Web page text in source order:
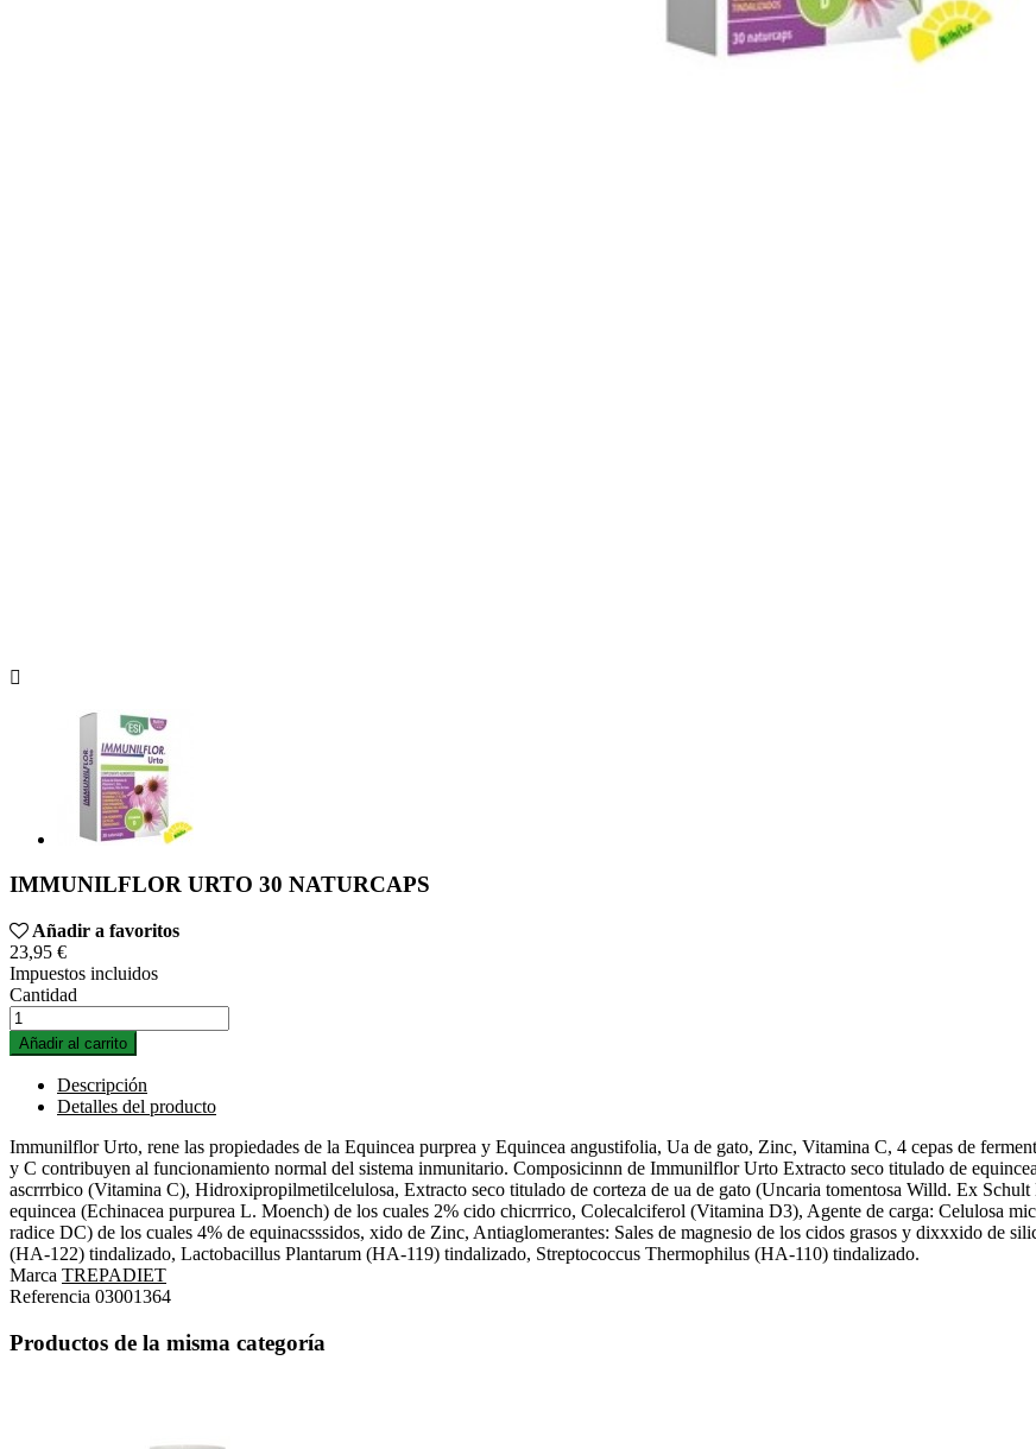

IMMUNILFLOR URTO 30 NATURCAPS
Añadir a favoritos
23,95 €
Impuestos incluidos
Cantidad
Añadir al carrito
Descripción
Detalles del producto
Immunilflor Urto, rene las propiedades de la Equincea purprea y Equincea angustifolia, Ua de gato, Zinc, Vitamina C, 4 cepas de
y C contribuyen al funcionamiento normal del sistema inmunitario. Composicinnn de Immunilflor Urto Extracto seco titulado de
ascrrrbico (Vitamina C), Hidroxipropilmetilcelulosa, Extracto seco titulado de corteza de ua de gato (Uncaria tomentosa Willd. Ex
equincea (Echinacea purpurea L. Moench) de los cuales 2% cido chicrrrico, Colecalciferol (Vitamina D3), Agente de carga: Celulosa
radice DC) de los cuales 4% de equinacsssidos, xido de Zinc, Antiaglomerantes: Sales de magnesio de los cidos grasos y dixxxido de
(HA-122) tindalizado, Lactobacillus Plantarum (HA-119) tindalizado, Streptococcus Thermophilus (HA-110) tindalizado.
Marca TREPADIET
Referencia 03001364
Productos de la misma categoría